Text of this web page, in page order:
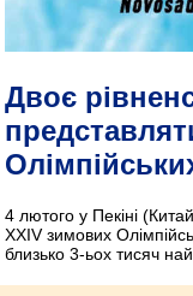
Двоє
4 лютого у Пекіні
ХХІV зимових
близько 3-ьох тисяч